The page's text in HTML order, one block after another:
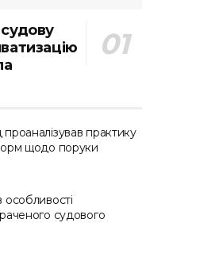
практику
щодо поруки
особливості
судового